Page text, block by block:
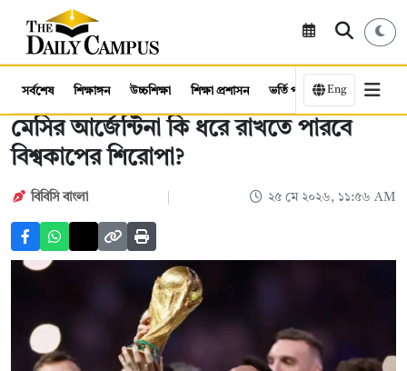
সর্বশেষ শিক্ষাঙ্গন উচ্চশিক্ষা শিক্ষা প্রশাসন ভর্তি পরীক্ষা কর্মসংস্থান
Eng
মেসির আর্জেন্টিনা কি ধরে রাখতে পারবে
বিশ্বকাপের শিরোপা?
বিবিসি বাংলা ২৫ মে ২০২৬, ১১:৫৬ AM